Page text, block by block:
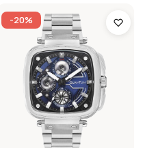
-20%